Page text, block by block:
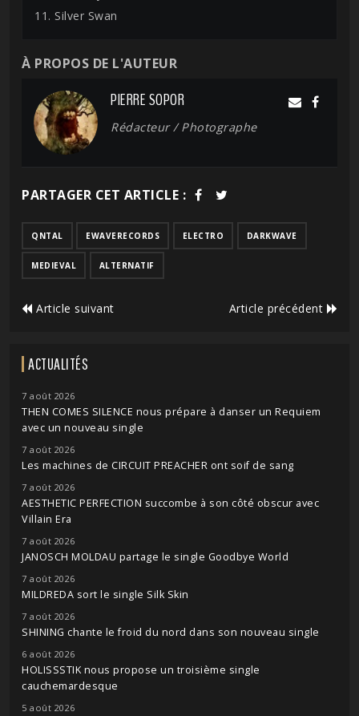
11. Silver Swan
À PROPOS DE L'AUTEUR
PIERRE SOPOR
Rédacteur / Photographe
PARTAGER CET ARTICLE :
QNTAL EWAVERECORDS ELECTRO DARKWAVE
MEDIEVAL ALTERNATIF
Article suivant Article précédent
ACTUALITÉS
7 août 2026
THEN COMES SILENCE nous prépare à danser un Requiem
avec un nouveau single
7 août 2026
Les machines de CIRCUIT PREACHER ont soif de sang
7 août 2026
AESTHETIC PERFECTION succombe à son côté obscur avec
Villain Era
7 août 2026
JANOSCH MOLDAU partage le single Goodbye World
7 août 2026
MILDREDA sort le single Silk Skin
7 août 2026
SHINING chante le froid du nord dans son nouveau single
6 août 2026
HOLISSSTIK nous propose un troisième single
cauchemardesque
5 août 2026